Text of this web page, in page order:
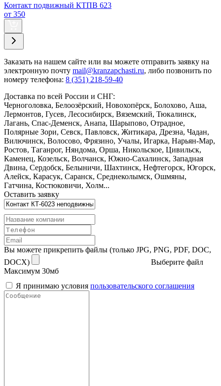
Контакт подвижный КТПВ 623
от 350
Заказать на нашем сайте или вы можете отправить заявку на
электронную почту mail@kranzapchasti.ru, либо позвонить по
номеру телефона: 8 (351) 218-59-40
Доставка по всей России и СНГ:
Черноголовка, Белоозёрский, Новохопёрск, Болохово, Аша,
Лермонтов, Гусев, Лесосибирск, Вяземский, Тюкалинск,
Лагань, Спас-Деменск, Анапа, Шарыпово, Отрадное,
Полярные Зори, Севск, Павловск, Житикара, Дрезна, Чадан,
Вилючинск, Волосово, Фрязино, Учалы, Игарка, Нарьян-Мар,
Ростов, Таганрог, Няндома, Орша, Никольское, Цивильск,
Каменец, Козельск, Волчанск, Южно-Сахалинск, Западная
Двина, Сердобск, Белыничи, Шахтинск, Нефтегорск, Югорск,
Алейск, Карасук, Саранск, Среднеколымск, Ошмяны,
Гатчина, Костюковичи, Холм...
Оставить заявку
Вы можете прикрепить файлы (только JPG, PNG, PDF, DOC,
DOCX)
Выберите файл
Максимум 30мб
Я принимаю условия пользовательского соглашения